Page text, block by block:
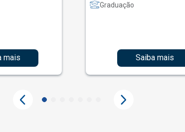
mais
Graduação
Saiba mais